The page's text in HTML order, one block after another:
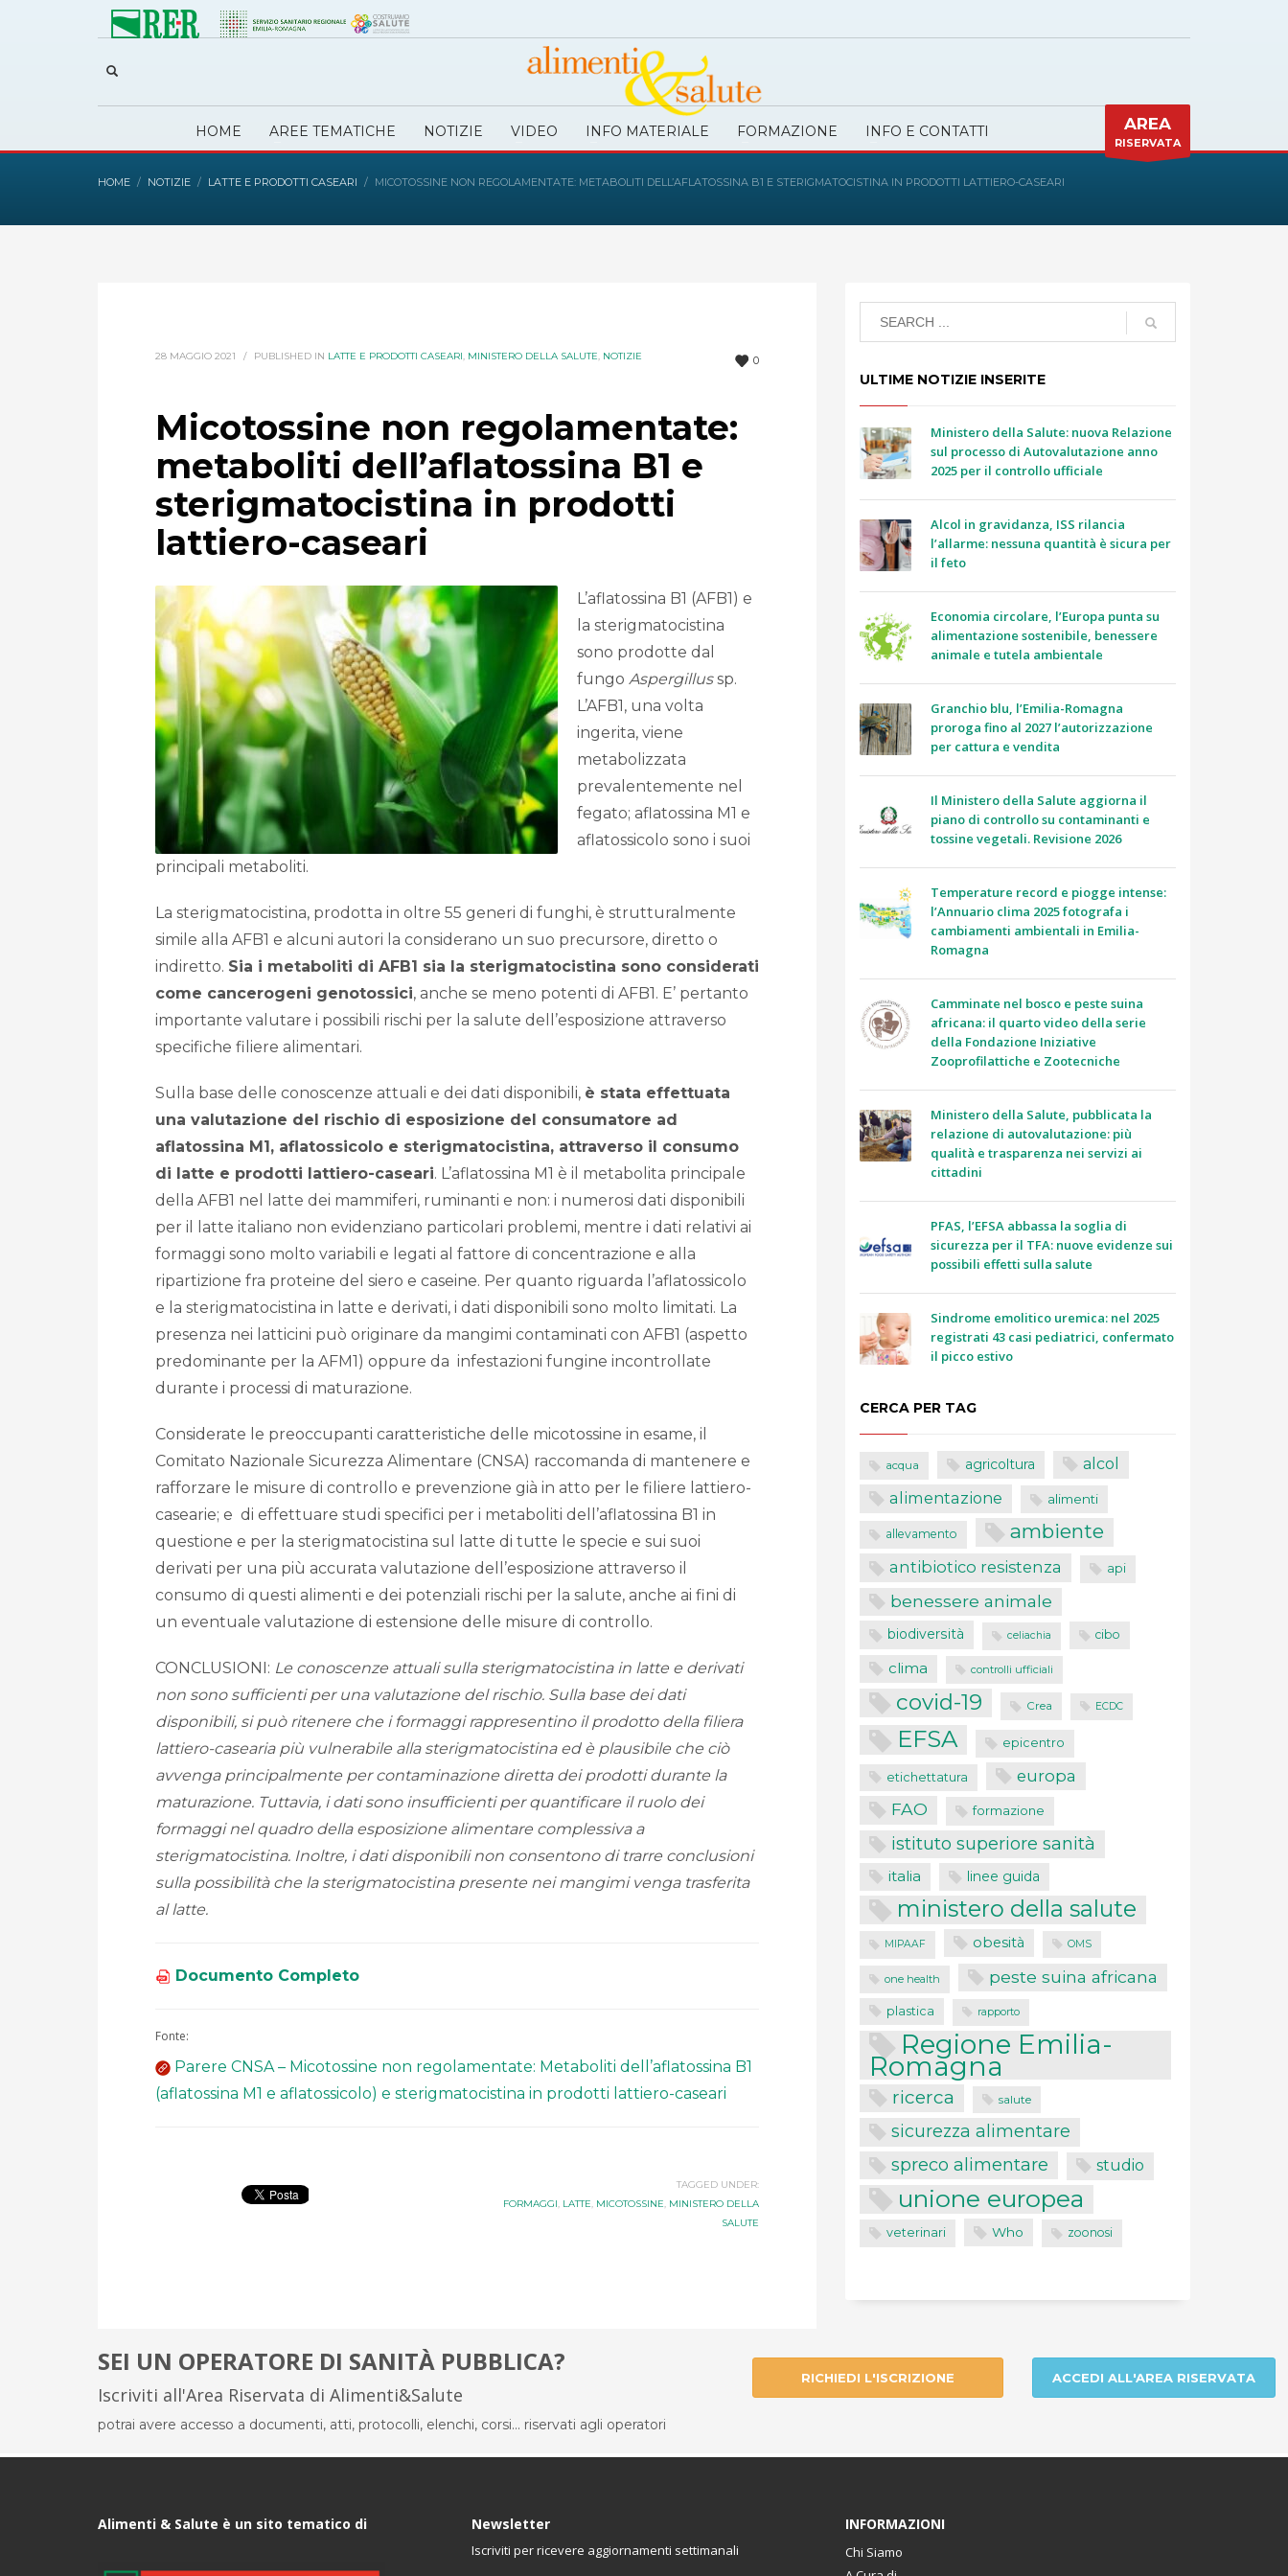
HOME AREE TEMATICHE NOTIZIE VIDEO INFO MATERIALE FORMAZIONE INFO E CONTATTI AREA
RISERVATA
HOME NOTIZIE LATTE E PRODOTTI CASEARI MICOTOSSINE NON REGOLAMENTATE: METABOLITI DELL’AFLATOSSINA B1 E STERIGMATOCISTINA IN PRODOTTI LATTIERO-CASEARI
0
28 MAGGIO 2021 / PUBLISHED IN LATTE E PRODOTTI CASEARI, MINISTERO DELLA SALUTE, NOTIZIE
Micotossine non regolamentate:
metaboliti dell’aflatossina B1 e
sterigmatocistina in prodotti
lattiero-caseari
L’aflatossina B1 (AFB1) e
la sterigmatocistina
sono prodotte dal
fungo Aspergillussp.
L’AFB1, una volta
ingerita, viene
metabolizzata
prevalentemente nel
fegato; aflatossina M1 e
aflatossicolo sono i suoi
principali metaboliti.
La sterigmatocistina, prodotta in oltre 55 generi di funghi, è strutturalmente
simile alla AFB1 e alcuni autori la considerano un suo precursore, diretto o
indiretto. Sia i metaboliti di AFB1 sia la sterigmatocistina sono considerati
come cancerogeni genotossici, anche se meno potenti di AFB1. E’ pertanto
importante valutare i possibili rischi per la salute dell’esposizione attraverso
specifiche filiere alimentari.
Sulla base delle conoscenze attuali e dei dati disponibili, è stata effettuata
una valutazione del rischio di esposizione del consumatore ad
aflatossina M1, aflatossicolo e sterigmatocistina, attraverso il consumo
di latte e prodotti lattiero-caseari. L’aflatossina M1 è il metabolita principale
della AFB1 nel latte dei mammiferi, ruminanti e non: i numerosi dati disponibili
per il latte italiano non evidenziano particolari problemi, mentre i dati relativi ai
formaggi sono molto variabili e legati al fattore di concentrazione e alla
ripartizione fra proteine del siero e caseine. Per quanto riguarda l’aflatossicolo
e la sterigmatocistina in latte e derivati, i dati disponibili sono molto limitati. La
presenza nei latticini può originare da mangimi contaminati con AFB1 (aspetto
predominante per la AFM1) oppure da infestazioni fungine incontrollate
durante i processi di maturazione.
Considerate le preoccupanti caratteristiche delle micotossine in esame, il
Comitato Nazionale Sicurezza Alimentare (CNSA) raccomanda di mantenere e
rafforzare le misure di controllo e prevenzione già in atto per le filiere lattiero-
casearie; e di effettuare studi specifici per i metaboliti dell’aflatossina B1 in
questione e per la sterigmatocistina sul latte di tutte le specie e sui suoi
derivati per una più accurata valutazione dell’esposizione attraverso il
consumo di questi alimenti e dei potenziali rischi per la salute, anche ai fini di
un eventuale valutazione di estensione delle misure di controllo.
CONCLUSIONI: Le conoscenze attuali sulla sterigmatocistina in latte e derivati
non sono sufficienti per una valutazione del rischio. Sulla base dei dati
disponibili, si può ritenere che i formaggi rappresentino il prodotto della filiera
lattiero-casearia più vulnerabile alla sterigmatocistina ed è plausibile che ciò
avvenga principalmente per contaminazione diretta dei prodotti durante la
maturazione. Tuttavia, i dati sono insufficienti per quantificare il ruolo dei
formaggi nel quadro della esposizione alimentare complessiva a
sterigmatocistina. Inoltre, i dati disponibili non consentono di trarre conclusioni
sulla possibilità che la sterigmatocistina presente nei mangimi venga trasferita
al latte.
Documento Completo
Fonte:
Parere CNSA – Micotossine non regolamentate: Metaboliti dell’aflatossina B1
(aflatossina M1 e aflatossicolo) e sterigmatocistina in prodotti lattiero-caseari
TAGGED UNDER:
FORMAGGI, LATTE, MICOTOSSINE, MINISTERO DELLA
SALUTE
ULTIME NOTIZIE INSERITE
Ministero della Salute: nuova Relazione
sul processo di Autovalutazione anno
2025 per il controllo ufficiale
Alcol in gravidanza, ISS rilancia
l’allarme: nessuna quantità è sicura per
il feto
Economia circolare, l’Europa punta su
alimentazione sostenibile, benessere
animale e tutela ambientale
Granchio blu, l’Emilia-Romagna
proroga fino al 2027 l’autorizzazione
per cattura e vendita
Il Ministero della Salute aggiorna il
piano di controllo su contaminanti e
tossine vegetali. Revisione 2026
Temperature record e piogge intense:
l’Annuario clima 2025 fotografa i
cambiamenti ambientali in Emilia-
Romagna
Camminate nel bosco e peste suina
africana: il quarto video della serie
della Fondazione Iniziative
Zooprofilattiche e Zootecniche
Ministero della Salute, pubblicata la
relazione di autovalutazione: più
qualità e trasparenza nei servizi ai
cittadini
PFAS, l’EFSA abbassa la soglia di
sicurezza per il TFA: nuove evidenze sui
possibili effetti sulla salute
Sindrome emolitico uremica: nel 2025
registrati 43 casi pediatrici, confermato
il picco estivo
CERCA PER TAG
acqua agricoltura alcol
alimentazione alimenti
allevamento ambiente
antibiotico resistenza api
benessere animale
biodiversità celiachia cibo
clima controlli ufficiali
covid-19 Crea ECDC
EFSA epicentro
etichettatura europa
FAO formazione
istituto superiore sanità
italia linee guida
ministero della salute
MIPAAF obesità OMS
one health peste suina africana
plastica rapporto
Regione Emilia-
Romagna
ricerca salute
sicurezza alimentare
spreco alimentare studio
unione europea
veterinari Who zoonosi
SEI UN OPERATORE DI SANITÀ PUBBLICA?
Iscriviti all'Area Riservata di Alimenti&Salute
potrai avere accesso a documenti, atti, protocolli, elenchi, corsi... riservati agli operatori
RICHIEDI L'ISCRIZIONE ACCEDI ALL'AREA RISERVATA
Alimenti & Salute è un sito tematico di Newsletter
Iscriviti per ricevere aggiornamenti settimanali
INFORMAZIONI
Chi Siamo